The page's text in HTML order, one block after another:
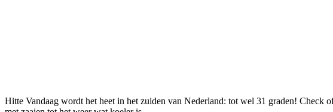
Hitte Vandaag wordt het heet in het zuiden van Nederland: tot wel 31 graden!